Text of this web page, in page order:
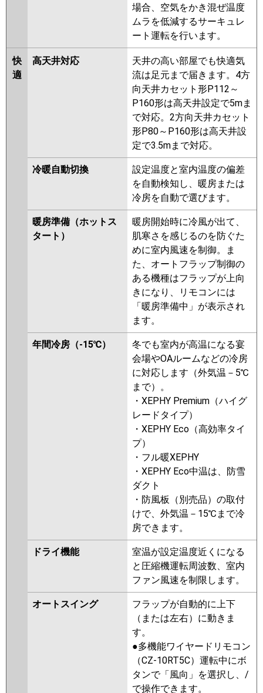
RCIS-GP56RSHJ9 RCIS-
GP56RSHJ8 RCIS-GP56RSHJ7
RCIS-GP56RSHJ6 RCIS-
GP56RSHJ5 RCIS-GP56RSHJ4
RCIS-GP56RSHJ3 RCIS-
GP56RSHJ2
FDTSV565HKA5SA
FDTSV565HK5SA
FDTSV565HK5S
パナソニック PA-P56D7SHNB PA-P56D7SH
PA-P56D7SHN PA-P56D6SHB
PA-P56D6SHNB PA-P56D6SH
PA-P56D6SHN
場合、空気をかき混ぜ温度
ムラを低減するサーキュレ
ート運転を行います。
快
適
高天井対応
天井の高い部屋でも快適気
流は足元まで届きます。4方
向天井カセット形P112～
P160形は高天井設定で5mま
で対応。2方向天井カセット
形P80～P160形は高天井設
定で3.5mまで対応。
冷暖自動切換
設定温度と室内温度の偏差
を自動検知し、暖房または
冷房を自動で選びます。
暖房準備（ホットス
タート）
暖房開始時に冷風が出て、
肌寒さを感じるのを防ぐた
めに室内風速を制御。ま
た、オートフラップ制御の
ある機種はフラップが上向
きになり、リモコンには
「暖房準備中」が表示され
ます。
年間冷房（-15℃）
冬でも室内が高温になる宴
会場やOAルームなどの冷房
に対応します（外気温－5℃
まで）。
・XEPHY Premium（ハイグ
レードタイプ）
・XEPHY Eco（高効率タイ
プ）
・フル暖XEPHY
・XEPHY Eco中温は、防雪
ダクト
・防風板（別売品）の取付
けで、外気温－15℃まで冷
房できます。
ドライ機能
室温が設定温度近くになる
と圧縮機運転周波数、室内
ファン風速を制限します。
オートスイング
フラップが自動的に上下
（または左右）に動きま
す。
●多機能ワイヤードリモコン
（CZ-10RT5C）運転中にボ
タンで「風向」を選択し、/
で操作できます。